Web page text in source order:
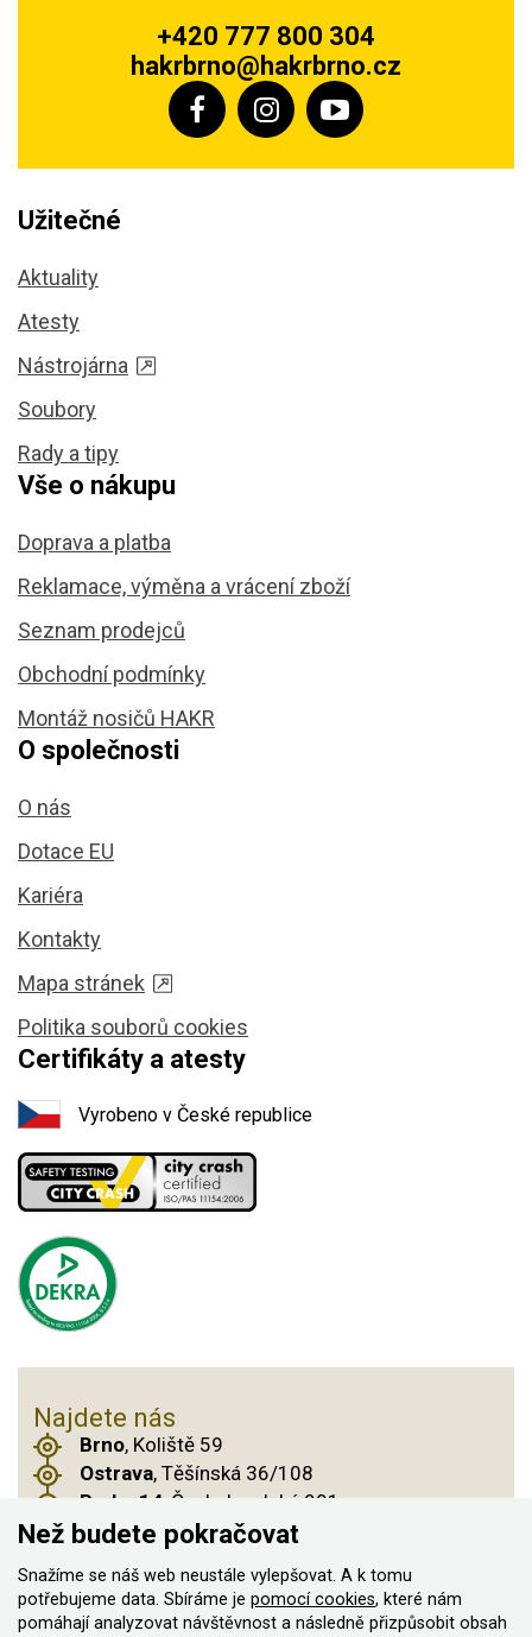
+420 777 800 304
hakrbrno@hakrbrno.cz
Užitečné
Aktuality
Atesty
Nástrojárna
Soubory
Rady a tipy
Vše o nákupu
Doprava a platba
Reklamace, výměna a vrácení zboží
Seznam prodejců
Obchodní podmínky
Montáž nosičů HAKR
O společnosti
O nás
Dotace EU
Kariéra
Kontakty
Mapa stránek
Politika souborů cookies
Certifikáty a atesty
Vyrobeno v České republice
Najdete nás
Brno, Koliště 59
Ostrava, Těšínská 36/108
Praha 14, Českobrodská 901
© 2011–2026 ASN Hakr Brno. Všechna práva
vyhrazena
Než budete pokračovat
Snažíme se náš web neustále vylepšovat. A k tomu
potřebujeme data. Sbíráme je pomocí cookies, které nám
pomáhají analyzovat návštěvnost a následně přizpůsobit obsah